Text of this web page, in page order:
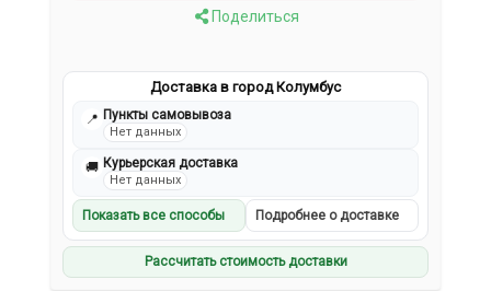
Поделиться
Доставка в город Колумбус
📍 Пункты самовывоза
Нет данных
🚚 Курьерская доставка
Нет данных
Показать все способы Подробнее о доставке
Рассчитать стоимость доставки